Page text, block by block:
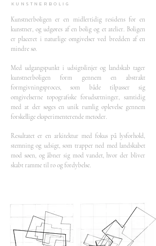
kunstnerbolig
Kunstnerboligen er en midlertidig residens for en
kunstner, og udgøres af en bolig og et atelier. Boligen
er placeret i naturlige omgivelser ved bredden af en
mindre sø.
Med udgangspunkt i udsigtslinjer og landskab tager
kunstnerboligen form gennem en abstrakt
formgivningsproces, som både tilpasser sig
omgivelserne topografiske forudsætninger, samtidig
med at der søges en unik rumlig oplevelse gennem
forskellige eksperimenterende metoder.
Resultatet er en arkitektur med fokus på lysforhold,
stemning og udsigt, som trapper ned med landskabet
mod søen, og åbner sig mod vandet, hvor der bliver
skabt ramme til ro og fordybelse.